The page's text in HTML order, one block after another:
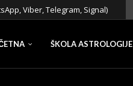
Viber, Telegram, Signal)
ŠKOLA ASTROLOGIJE